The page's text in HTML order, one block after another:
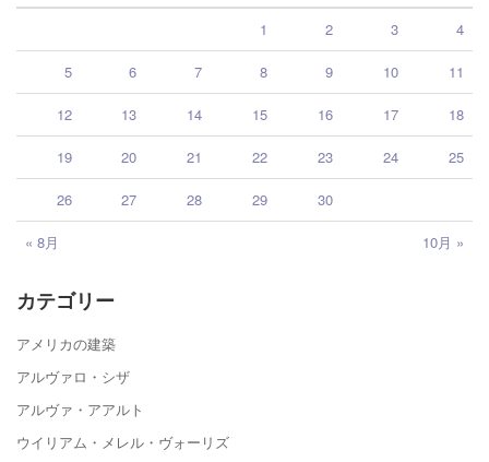
« 8月 10月 »
1 2 3 4
5 6 7 8 9 10 11
12 13 14 15 16 17 18
19 20 21 22 23 24 25
26 27 28 29 30
カテゴリー
アメリカの建築
アルヴァロ・シザ
アルヴァ・アアルト
ウイリアム・メレル・ヴォーリズ